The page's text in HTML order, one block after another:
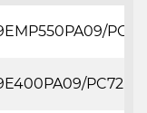
PC72 C